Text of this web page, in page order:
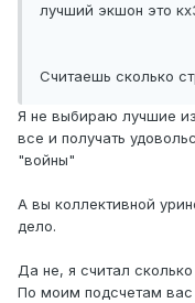
лучший экшон это
Считаешь сколько
Я не выбираю лучшие
все и получать
"войны"
А вы коллективной
дело.
Да не, я считал
По моим подсчетам вас